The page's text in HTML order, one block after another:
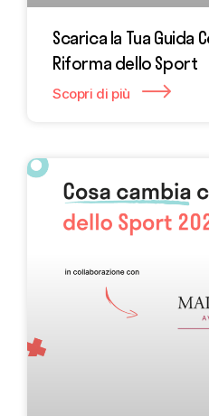
Scarica la Tua Guida
Riforma dello Sport
Scopri di più